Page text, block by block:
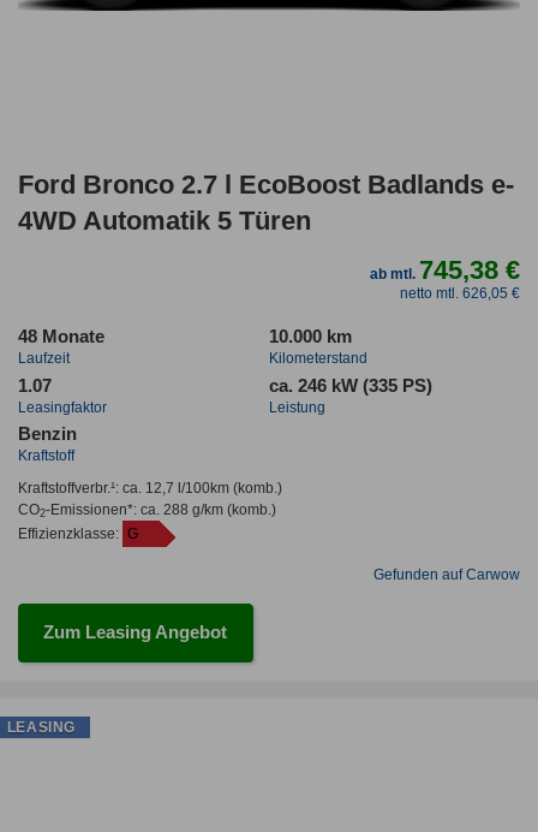
Ford Bronco 2.7 l EcoBoost Badlands e-
4WD Automatik 5 Türen
ab mtl. 745,38 €
netto mtl. 626,05 €
48 Monate
Laufzeit
10.000 km
Kilometerstand
1.07
Leasingfaktor
ca. 246 kW (335 PS)
Leistung
Benzin
Kraftstoff
Kraftstoffverbr.¹: ca. 12,7 l/100km(komb.)
CO2-Emissionen*: ca. 288 g/km(komb.)
Effizienzklasse: G
Gefunden auf Carwow
Zum Leasing Angebot
LEASING